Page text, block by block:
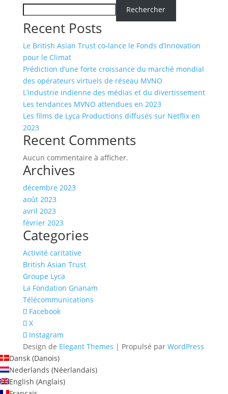
Rechercher
Recent Posts
Le British Asian Trust co-lance le Fonds d’Innovation
pour le Climat
Prédiction d’une forte croissance du marché mondial
des opérateurs virtuels de réseau MVNO
L’industrie indienne des médias et du divertissement
Les tendances MVNO attendues en 2023
Les films de Lyca Productions diffusés sur Netflix en
2023
Recent Comments
Aucun commentaire à afficher.
Archives
décembre 2023
août 2023
avril 2023
février 2023
Categories
Activité caritative
British Asian Trust
Groupe Lyca
La Fondation Gnanam
Télécommunications
Facebook
X
Instagram
Design de Elegant Themes | Propulsé par WordPress
Dansk (Danois)
Nederlands (Néerlandais)
English (Anglais)